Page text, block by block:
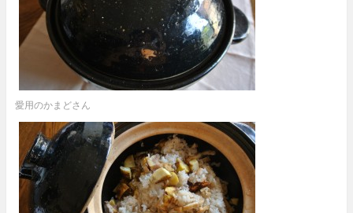
愛用のかまどさん